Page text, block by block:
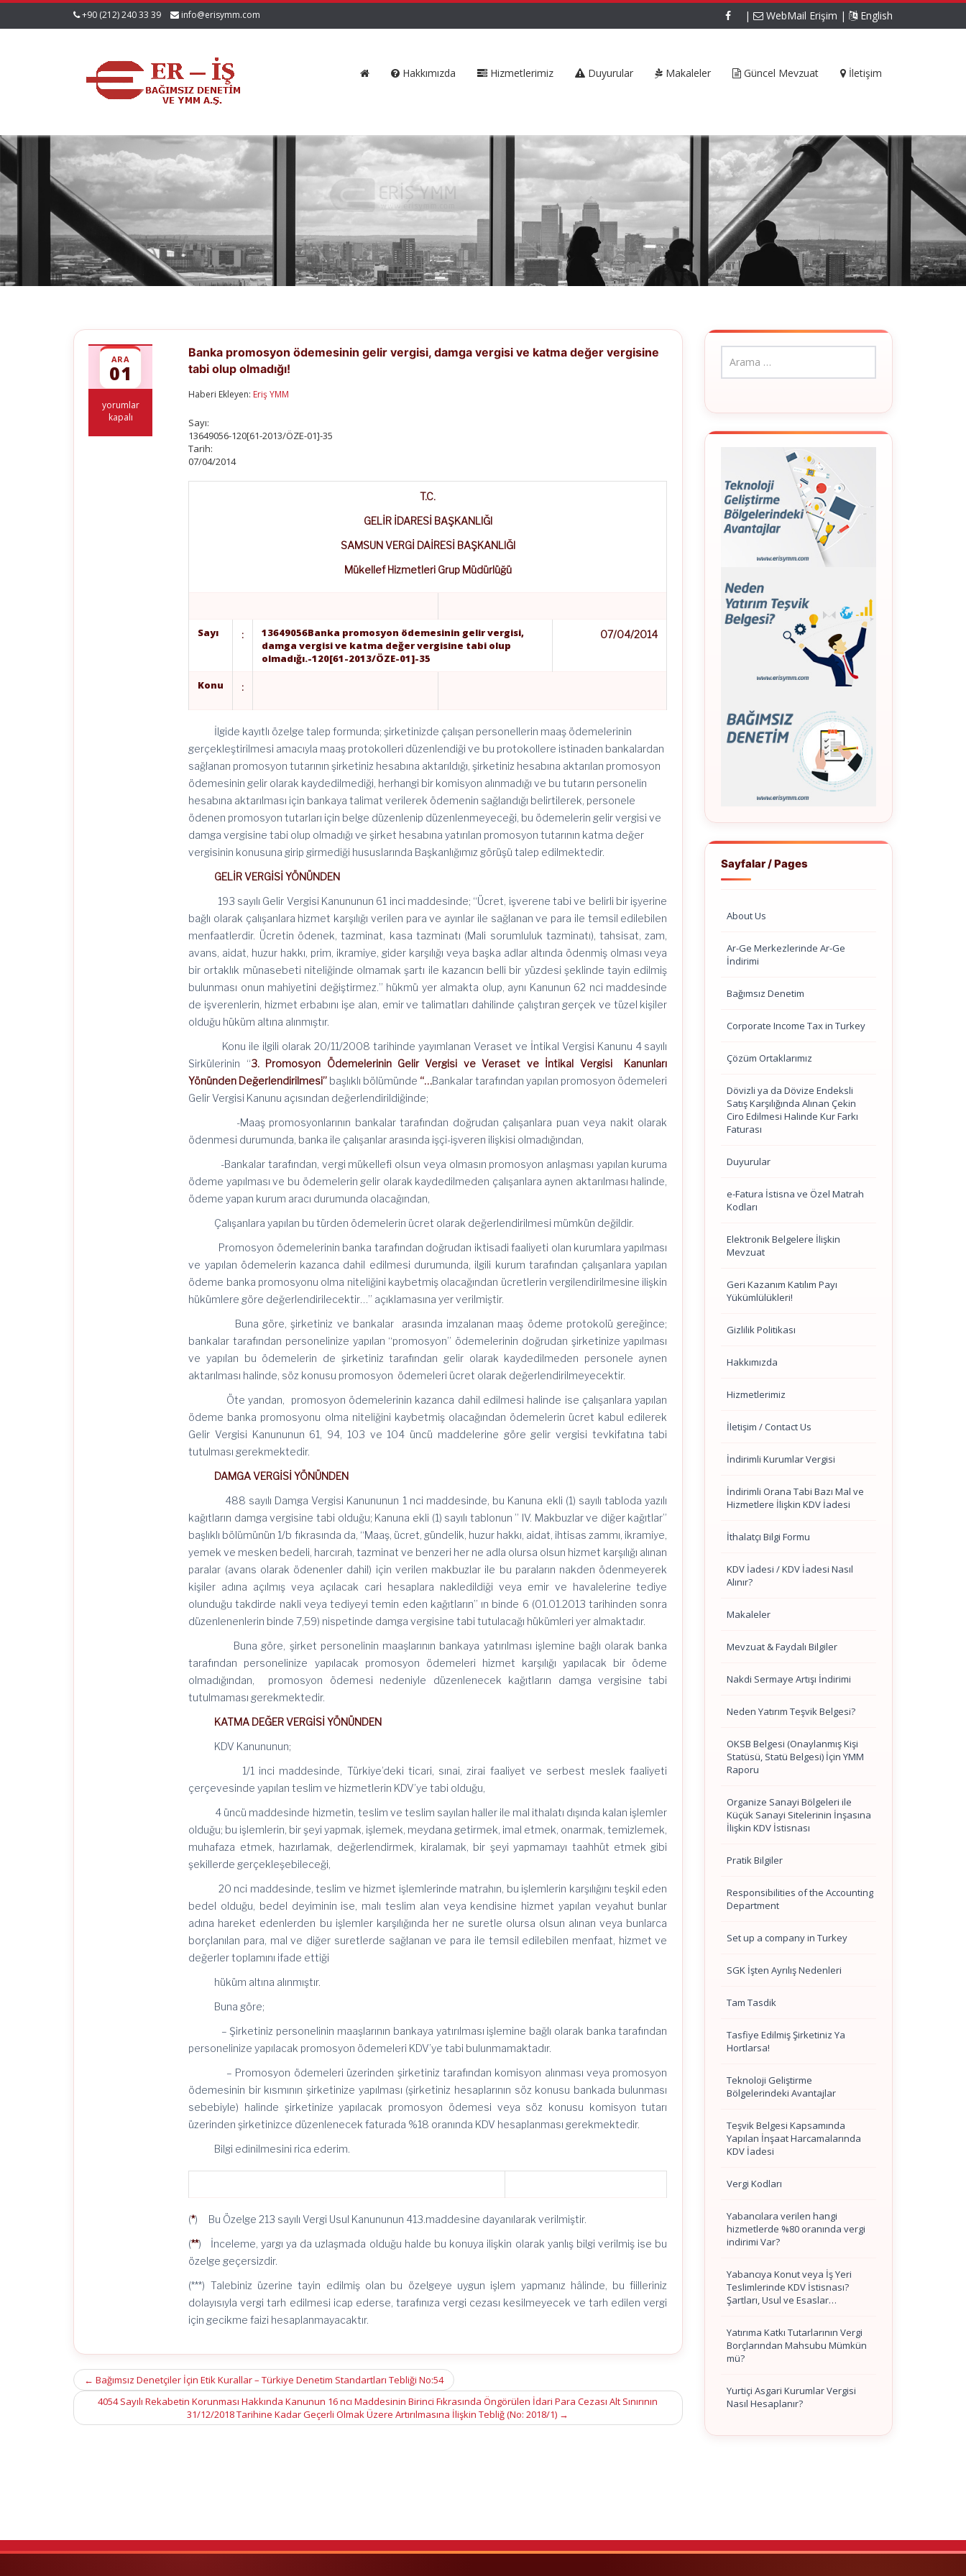
+90 (212) 240 33 39 info@erisymm.com | WebMail Erişim | English
Hakkımızda Hizmetlerimiz Duyurular Makaleler Güncel Mevzuat İletişim
ARA
01
Banka
promosyon
yorumlar
kapalı
Banka promosyon ödemesinin gelir vergisi, damga vergisi ve katma değer vergisine
tabi olup olmadığı!
Haberi Ekleyen: Eriş YMM
Sayı:
13649056-120[61-2013/ÖZE-01]-35
Tarih:
07/04/2014
T.C.
GELİR İDARESİ BAŞKANLIĞI
SAMSUN VERGİ DAİRESİ BAŞKANLIĞI
Mükellef Hizmetleri Grup Müdürlüğü
Sayı : 13649056Banka promosyon ödemesinin gelir vergisi,
damga vergisi ve katma değer vergisine tabi olup
olmadığı.-120[61-2013/ÖZE-01]-35
07/04/2014
Konu :
İlgide kayıtlı özelge talep formunda; şirketinizde çalışan personellerin maaş ödemelerinin
gerçekleştirilmesi amacıyla maaş protokolleri düzenlendiği ve bu protokollere istinaden bankalardan
sağlanan promosyon tutarının şirketiniz hesabına aktarıldığı, şirketiniz hesabına aktarılan promosyon
ödemesinin gelir olarak kaydedilmediği, herhangi bir komisyon alınmadığı ve bu tutarın personelin
hesabına aktarılması için bankaya talimat verilerek ödemenin sağlandığı belirtilerek, personele
ödenen promosyon tutarları için belge düzenlenip düzenlenmeyeceği, bu ödemelerin gelir vergisi ve
damga vergisine tabi olup olmadığı ve şirket hesabına yatırılan promosyon tutarının katma değer
vergisinin konusuna girip girmediği hususlarında Başkanlığımız görüşü talep edilmektedir.
GELİR VERGİSİ YÖNÜNDEN
193 sayılı Gelir Vergisi Kanununun 61 inci maddesinde; “Ücret, işverene tabi ve belirli bir işyerine
bağlı olarak çalışanlara hizmet karşılığı verilen para ve ayınlar ile sağlanan ve para ile temsil edilebilen
menfaatlerdir. Ücretin ödenek, tazminat, kasa tazminatı (Mali sorumluluk tazminatı), tahsisat, zam,
avans, aidat, huzur hakkı, prim, ikramiye, gider karşılığı veya başka adlar altında ödenmiş olması veya
bir ortaklık münasebeti niteliğinde olmamak şartı ile kazancın belli bir yüzdesi şeklinde tayin edilmiş
bulunması onun mahiyetini değiştirmez.” hükmü yer almakta olup, aynı Kanunun 62 nci maddesinde
de işverenlerin, hizmet erbabını işe alan, emir ve talimatları dahilinde çalıştıran gerçek ve tüzel kişiler
olduğu hüküm altına alınmıştır.
Konu ile ilgili olarak 20/11/2008 tarihinde yayımlanan Veraset ve İntikal Vergisi Kanunu 4 sayılı
Sirkülerinin “3. Promosyon Ödemelerinin Gelir Vergisi ve Veraset ve İntikal Vergisi Kanunları
Yönünden Değerlendirilmesi” başlıklı bölümünde “…Bankalar tarafından yapılan promosyon ödemeleri
Gelir Vergisi Kanunu açısından değerlendirildiğinde;
-Maaş promosyonlarının bankalar tarafından doğrudan çalışanlara puan veya nakit olarak
ödenmesi durumunda, banka ile çalışanlar arasında işçi-işveren ilişkisi olmadığından,
-Bankalar tarafından, vergi mükellefi olsun veya olmasın promosyon anlaşması yapılan kuruma
ödeme yapılması ve bu ödemelerin gelir olarak kaydedilmeden çalışanlara aynen aktarılması halinde,
ödeme yapan kurum aracı durumunda olacağından,
Çalışanlara yapılan bu türden ödemelerin ücret olarak değerlendirilmesi mümkün değildir.
Promosyon ödemelerinin banka tarafından doğrudan iktisadi faaliyeti olan kurumlara yapılması
ve yapılan ödemelerin kazanca dahil edilmesi durumunda, ilgili kurum tarafından çalışanlara yapılan
ödeme banka promosyonu olma niteliğini kaybetmiş olacağından ücretlerin vergilendirilmesine ilişkin
hükümlere göre değerlendirilecektir…” açıklamasına yer verilmiştir.
Buna göre, şirketiniz ve bankalar arasında imzalanan maaş ödeme protokolü gereğince;
bankalar tarafından personelinize yapılan “promosyon” ödemelerinin doğrudan şirketinize yapılması
ve yapılan bu ödemelerin de şirketiniz tarafından gelir olarak kaydedilmeden personele aynen
aktarılması halinde, söz konusu promosyon ödemeleri ücret olarak değerlendirilmeyecektir.
Öte yandan, promosyon ödemelerinin kazanca dahil edilmesi halinde ise çalışanlara yapılan
ödeme banka promosyonu olma niteliğini kaybetmiş olacağından ödemelerin ücret kabul edilerek
Gelir Vergisi Kanununun 61, 94, 103 ve 104 üncü maddelerine göre gelir vergisi tevkifatına tabi
tutulması gerekmektedir.
DAMGA VERGİSİ YÖNÜNDEN
488 sayılı Damga Vergisi Kanununun 1 nci maddesinde, bu Kanuna ekli (1) sayılı tabloda yazılı
kağıtların damga vergisine tabi olduğu; Kanuna ekli (1) sayılı tablonun ” IV. Makbuzlar ve diğer kağıtlar”
başlıklı bölümünün 1/b fıkrasında da, “Maaş, ücret, gündelik, huzur hakkı, aidat, ihtisas zammı, ikramiye,
yemek ve mesken bedeli, harcırah, tazminat ve benzeri her ne adla olursa olsun hizmet karşılığı alınan
paralar (avans olarak ödenenler dahil) için verilen makbuzlar ile bu paraların nakden ödenmeyerek
kişiler adına açılmış veya açılacak cari hesaplara nakledildiği veya emir ve havalelerine tediye
olunduğu takdirde nakli veya tediyeyi temin eden kağıtların” ın binde 6 (01.01.2013 tarihinden sonra
düzenlenenlerin binde 7,59) nispetinde damga vergisine tabi tutulacağı hükümleri yer almaktadır.
Buna göre, şirket personelinin maaşlarının bankaya yatırılması işlemine bağlı olarak banka
tarafından personelinize yapılacak promosyon ödemeleri hizmet karşılığı yapılacak bir ödeme
olmadığından, promosyon ödemesi nedeniyle düzenlenecek kağıtların damga vergisine tabi
tutulmaması gerekmektedir.
KATMA DEĞER VERGİSİ YÖNÜNDEN
KDV Kanununun;
1/1 inci maddesinde, Türkiye’deki ticari, sınai, zirai faaliyet ve serbest meslek faaliyeti
çerçevesinde yapılan teslim ve hizmetlerin KDV’ye tabi olduğu,
4 üncü maddesinde hizmetin, teslim ve teslim sayılan haller ile mal ithalatı dışında kalan işlemler
olduğu; bu işlemlerin, bir şeyi yapmak, işlemek, meydana getirmek, imal etmek, onarmak, temizlemek,
muhafaza etmek, hazırlamak, değerlendirmek, kiralamak, bir şeyi yapmamayı taahhüt etmek gibi
şekillerde gerçekleşebileceği,
20 nci maddesinde, teslim ve hizmet işlemlerinde matrahın, bu işlemlerin karşılığını teşkil eden
bedel olduğu, bedel deyiminin ise, malı teslim alan veya kendisine hizmet yapılan veyahut bunlar
adına hareket edenlerden bu işlemler karşılığında her ne suretle olursa olsun alınan veya bunlarca
borçlanılan para, mal ve diğer suretlerde sağlanan ve para ile temsil edilebilen menfaat, hizmet ve
değerler toplamını ifade ettiği
hüküm altına alınmıştır.
Buna göre;
– Şirketiniz personelinin maaşlarının bankaya yatırılması işlemine bağlı olarak banka tarafından
personelinize yapılacak promosyon ödemeleri KDV’ye tabi bulunmamaktadır.
– Promosyon ödemeleri üzerinden şirketiniz tarafından komisyon alınması veya promosyon
ödemesinin bir kısmının şirketinize yapılması (şirketiniz hesaplarının söz konusu bankada bulunması
sebebiyle) halinde şirketinize yapılacak promosyon ödemesi veya söz konusu komisyon tutarı
üzerinden şirketinizce düzenlenecek faturada %18 oranında KDV hesaplanması gerekmektedir.
Bilgi edinilmesini rica ederim.
(*) Bu Özelge 213 sayılı Vergi Usul Kanununun 413.maddesine dayanılarak verilmiştir.
(**) İnceleme, yargı ya da uzlaşmada olduğu halde bu konuya ilişkin olarak yanlış bilgi verilmiş ise bu
özelge geçersizdir.
(***) Talebiniz üzerine tayin edilmiş olan bu özelgeye uygun işlem yapmanız hâlinde, bu fiilleriniz
dolayısıyla vergi tarh edilmesi icap ederse, tarafınıza vergi cezası kesilmeyecek ve tarh edilen vergi
için gecikme faizi hesaplanmayacaktır.
Post
navigation
← Bağımsız Denetçiler İçin Etik Kurallar – Türkiye Denetim Standartları Tebliği No:54
4054 Sayılı Rekabetin Korunması Hakkında Kanunun 16 ncı Maddesinin Birinci Fıkrasında Öngörülen İdari Para Cezası Alt Sınırının
31/12/2018 Tarihine Kadar Geçerli Olmak Üzere Artırılmasına İlişkin Tebliğ (No: 2018/1) →
Sayfalar / Pages
About Us
Ar-Ge Merkezlerinde Ar-Ge
İndirimi
Bağımsız Denetim
Corporate Income Tax in Turkey
Çözüm Ortaklarımız
Dövizli ya da Dövize Endeksli
Satış Karşılığında Alınan Çekin
Ciro Edilmesi Halinde Kur Farkı
Faturası
Duyurular
e-Fatura İstisna ve Özel Matrah
Kodları
Elektronik Belgelere İlişkin
Mevzuat
Geri Kazanım Katılım Payı
Yükümlülükleri!
Gizlilik Politikası
Hakkımızda
Hizmetlerimiz
İletişim / Contact Us
İndirimli Kurumlar Vergisi
İndirimli Orana Tabi Bazı Mal ve
Hizmetlere İlişkin KDV İadesi
İthalatçı Bilgi Formu
KDV İadesi / KDV İadesi Nasıl
Alınır?
Makaleler
Mevzuat & Faydalı Bilgiler
Nakdi Sermaye Artışı İndirimi
Neden Yatırım Teşvik Belgesi?
OKSB Belgesi (Onaylanmış Kişi
Statüsü, Statü Belgesi) İçin YMM
Raporu
Organize Sanayi Bölgeleri ile
Küçük Sanayi Sitelerinin İnşasına
İlişkin KDV İstisnası
Pratik Bilgiler
Responsibilities of the Accounting
Department
Set up a company in Turkey
SGK İşten Ayrılış Nedenleri
Tam Tasdik
Tasfiye Edilmiş Şirketiniz Ya
Hortlarsa!
Teknoloji Geliştirme
Bölgelerindeki Avantajlar
Teşvik Belgesi Kapsamında
Yapılan İnşaat Harcamalarında
KDV İadesi
Vergi Kodları
Yabancılara verilen hangi
hizmetlerde %80 oranında vergi
indirimi Var?
Yabancıya Konut veya İş Yeri
Teslimlerinde KDV İstisnası?
Şartları, Usul ve Esaslar…
Yatırıma Katkı Tutarlarının Vergi
Borçlarından Mahsubu Mümkün
mü?
Yurtiçi Asgari Kurumlar Vergisi
Nasıl Hesaplanır?